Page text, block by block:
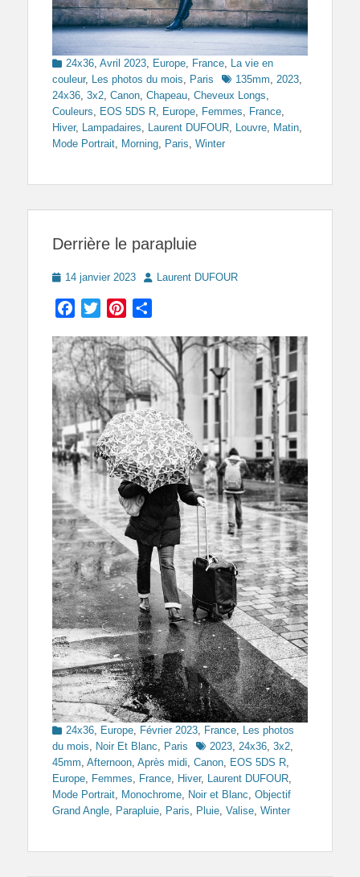
Categories
24x36 Avril 2023 Europe France La vie en
couleur, Les photos du mois Paris Tags135mm 2023
24x36 3x2 Canon Chapeau Cheveux Longs
Couleurs
EOS 5DS R Europe Femmes France
Hiver, Lampadaires Laurent DUFOUR Louvre Matin
Mode Portrait Morning Paris Winter
Derrière le parapluie
Posted
14 janvier 2023 AuthorLaurent DUFOUR
Facebook
TwitterPinterest
Categories
24x36 Europe Février 2023 France Les photos
du mois
Noir Et Blanc Paris Tags2023 24x36 3x2
45mm Afternoon Après midi Canon EOS 5DS R
Europe Femmes France Hiver, Laurent DUFOUR
Mode Portrait Monochrome Noir et Blanc Objectif
Grand Angle Parapluie Paris Pluie Valise Winter